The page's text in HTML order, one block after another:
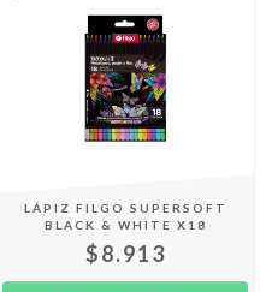
LÁPIZ FILGO SUPERSOFT
BLACK & WHITE X18
$8.913